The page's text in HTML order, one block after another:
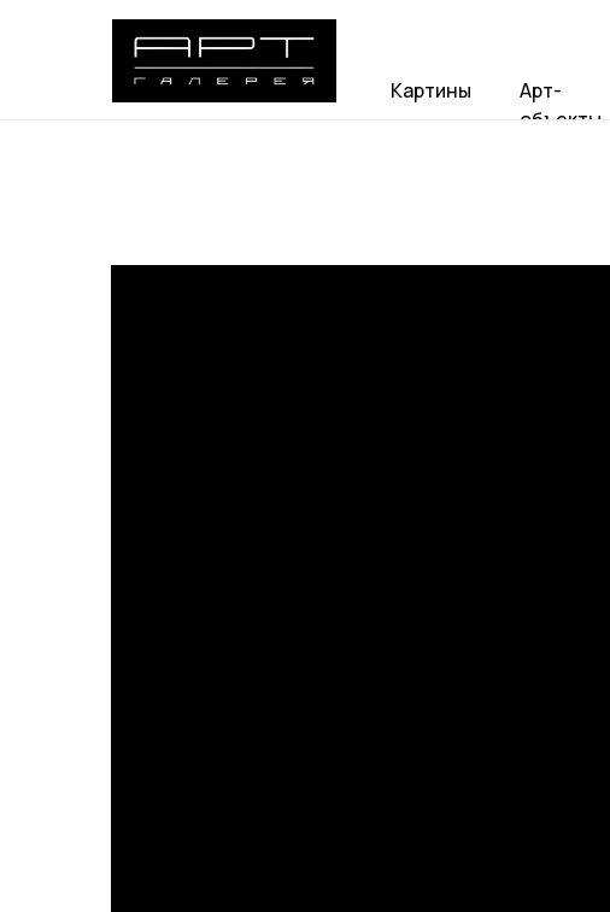
Картины
Арт-
объекты